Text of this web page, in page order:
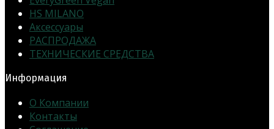
HS MILANO
Аксессуары
РАСПРОДАЖА
ТЕХНИЧЕСКИЕ СРЕДСТВА
Информация
О Компании
Контакты